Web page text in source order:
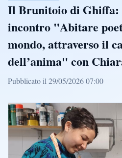
Il Brunitoio di Ghiffa:
incontro "Abitare
mondo, attraverso il
dell’anima" con
Pubblicato il 29/05/2026 07:00